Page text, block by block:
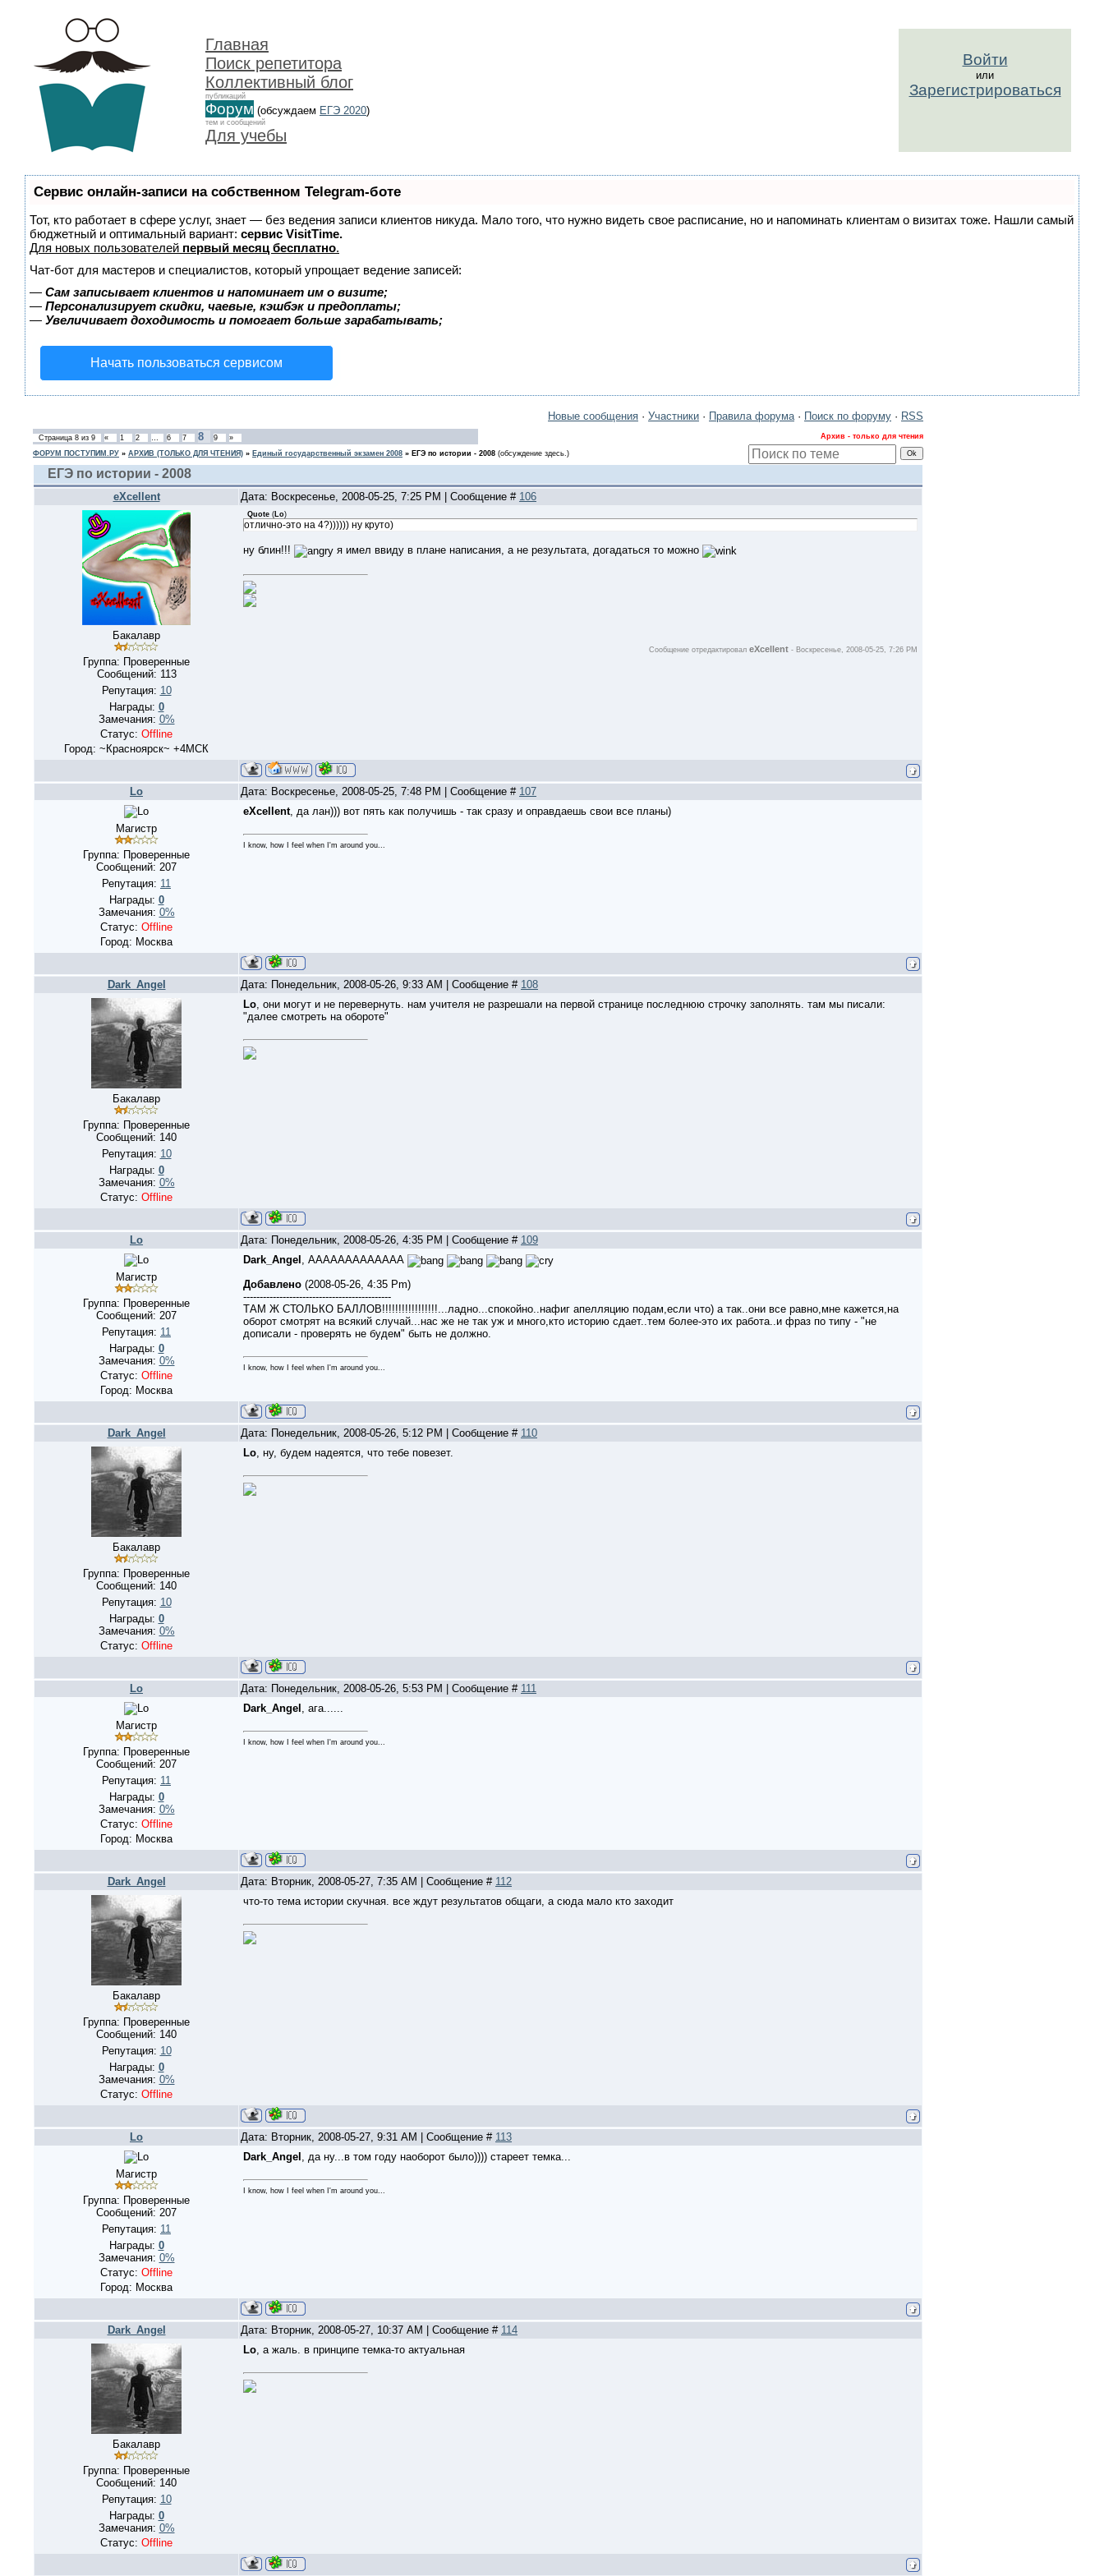
Главная
Поиск репетитора
Коллективный блог
публикаций
Форум (обсуждаем ЕГЭ 2020)
тем и сообщений
Для учебы
Войти
или
Зарегистрироваться
Сервис онлайн-записи на собственном Telegram-боте
Тот, кто работает в сфере услуг, знает — без ведения записи клиентов никуда. Мало того, что нужно видеть свое расписание, но и напоминать клиентам о визитах тоже. Нашли самый
бюджетный и оптимальный вариант: сервис VisitTime.
Для новых пользователей первый месяц бесплатно.
Чат-бот для мастеров и специалистов, который упрощает ведение записей:
— Сам записывает клиентов и напоминает им о визите;
— Персонализирует скидки, чаевые, кэшбэк и предоплаты;
— Увеличивает доходимость и помогает больше зарабатывать;
Начать пользоваться сервисом
Новые сообщения · Участники · Правила форума· Поиск по форуму · RSS
Страница 8 из 9 « 1 2 … 6 7 8 9 » Архив - только для чтения
ФОРУМ ПОСТУПИМ.РУ » АРХИВ (ТОЛЬКО ДЛЯ ЧТЕНИЯ) » Единый государственный экзамен 2008 » ЕГЭ по истории - 2008 (обсуждение здесь.)
ЕГЭ по истории - 2008
eXcellent Дата: Воскресенье, 2008-05-25, 7:25 PM | Сообщение # 106
Бакалавр
Группа: Проверенные
Сообщений: 113
Репутация: 10
Награды: 0
Замечания: 0%
Статус: Offline
Город: ~Красноярск~ +4МСК
Quote ( Lo)
отлично-это на 4?)))))) ну круто)
ну блин!!! я имел ввиду в плане написания, а не результата, догадаться то можно
Сообщение отредактировал eXcellent - Воскресенье, 2008-05-25, 7:26 PM
Lo Дата: Воскресенье, 2008-05-25, 7:48 PM | Сообщение # 107
Магистр
Группа: Проверенные
Сообщений: 207
Репутация: 11
Награды: 0
Замечания: 0%
Статус: Offline
Город: Москва
eXcellent, да лан))) вот пять как получишь - так сразу и оправдаешь свои все планы)
I know, how I feel when I'm around you...
Dark_Angel Дата: Понедельник, 2008-05-26, 9:33 AM | Сообщение # 108
Бакалавр
Группа: Проверенные
Сообщений: 140
Репутация: 10
Награды: 0
Замечания: 0%
Статус: Offline
Lo, они могут и не перевернуть. нам учителя не разрешали на первой странице последнюю строчку заполнять. там мы писали:
"далее смотреть на обороте"
Lo Дата: Понедельник, 2008-05-26, 4:35 PM | Сообщение # 109
Магистр
Группа: Проверенные
Сообщений: 207
Репутация: 11
Награды: 0
Замечания: 0%
Статус: Offline
Город: Москва
Dark_Angel , ААААААААААААА
Добавлено (2008-05-26, 4:35 Pm)
---------------------------------------------
ТАМ Ж СТОЛЬКО БАЛЛОВ!!!!!!!!!!!!!!!!!...ладно...спокойно..нафиг апелляцию подам,если что) а так..они все равно,мне кажется,на
оборот смотрят на всякий случай...нас же не так уж и много,кто историю сдает..тем более-это их работа..и фраз по типу - "не
дописали - проверять не будем" быть не должно.
I know, how I feel when I'm around you...
Dark_Angel Дата: Понедельник, 2008-05-26, 5:12 PM | Сообщение # 110
Бакалавр
Группа: Проверенные
Сообщений: 140
Репутация: 10
Награды: 0
Замечания: 0%
Статус: Offline
Lo, ну, будем надеятся, что тебе повезет.
Lo Дата: Понедельник, 2008-05-26, 5:53 PM | Сообщение # 111
Магистр
Группа: Проверенные
Сообщений: 207
Репутация: 11
Награды: 0
Замечания: 0%
Статус: Offline
Город: Москва
Dark_Angel , ага......
I know, how I feel when I'm around you...
Dark_Angel Дата: Вторник, 2008-05-27, 7:35 AM | Сообщение # 112
Бакалавр
Группа: Проверенные
Сообщений: 140
Репутация: 10
Награды: 0
Замечания: 0%
Статус: Offline
что-то тема истории скучная. все ждут результатов общаги, а сюда мало кто заходит
Lo Дата: Вторник, 2008-05-27, 9:31 AM | Сообщение # 113
Магистр
Группа: Проверенные
Сообщений: 207
Репутация: 11
Награды: 0
Замечания: 0%
Статус: Offline
Город: Москва
Dark_Angel , да ну...в том году наоборот было)))) стареет темка...
I know, how I feel when I'm around you...
Dark_Angel Дата: Вторник, 2008-05-27, 10:37 AM | Сообщение # 114
Бакалавр
Группа: Проверенные
Сообщений: 140
Репутация: 10
Награды: 0
Замечания: 0%
Статус: Offline
Lo, а жаль. в принципе темка-то актуальная